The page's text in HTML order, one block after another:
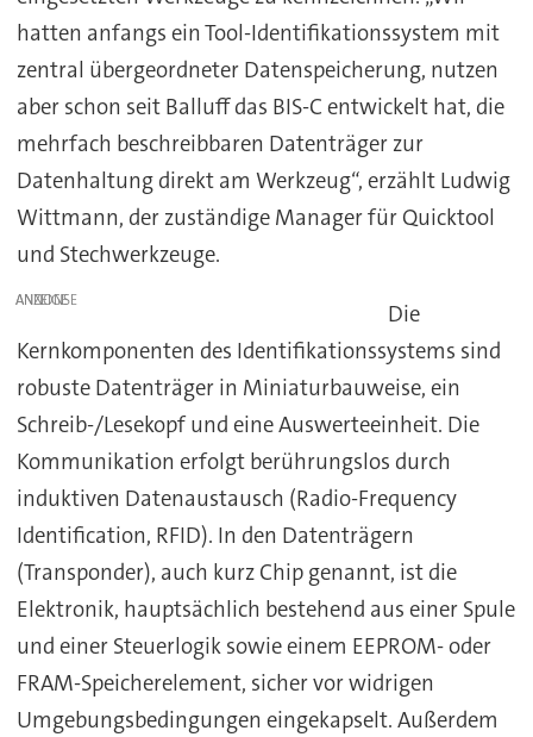
hatten anfangs ein Tool-Identifikationssystem mit
zentral übergeordneter Datenspeicherung, nutzen
aber schon seit Balluff das BIS-C entwickelt hat, die
mehrfach beschreibbaren Datenträger zur
Datenhaltung direkt am Werkzeug“, erzählt Ludwig
Wittmann, der zuständige Manager für Quicktool
und Stechwerkzeuge.
ANZEIGE
Die
Kernkomponenten des Identifikationssystems sind
robuste Datenträger in Miniaturbauweise, ein
Schreib-/Lesekopf und eine Auswerteeinheit. Die
Kommunikation erfolgt berührungslos durch
induktiven Datenaustausch (Radio-Frequency
Identification, RFID). In den Datenträgern
(Transponder), auch kurz Chip genannt, ist die
Elektronik, hauptsächlich bestehend aus einer Spule
und einer Steuerlogik sowie einem EEPROM- oder
FRAM-Speicherelement, sicher vor widrigen
Umgebungsbedingungen eingekapselt. Außerdem